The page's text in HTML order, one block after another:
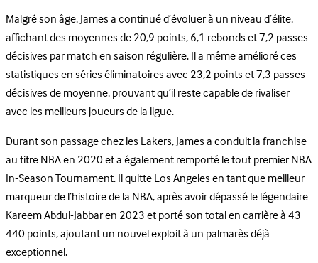
Malgré son âge, James a continué d’évoluer à un niveau d’élite,
affichant des moyennes de 20,9 points, 6,1 rebonds et 7,2 passes
décisives par match en saison régulière. Il a même amélioré ces
statistiques en séries éliminatoires avec 23,2 points et 7,3 passes
décisives de moyenne, prouvant qu’il reste capable de rivaliser
avec les meilleurs joueurs de la ligue.
Durant son passage chez les Lakers, James a conduit la franchise
au titre NBA en 2020 et a également remporté le tout premier NBA
In-Season Tournament. Il quitte Los Angeles en tant que meilleur
marqueur de l’histoire de la NBA, après avoir dépassé le légendaire
Kareem Abdul-Jabbar en 2023 et porté son total en carrière à 43
440 points, ajoutant un nouvel exploit à un palmarès déjà
exceptionnel.